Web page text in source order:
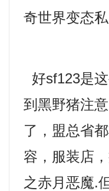
奇世界变态
好sf123是
到黑野猪注
了，盟总省
容，服装店
之赤月恶魔.